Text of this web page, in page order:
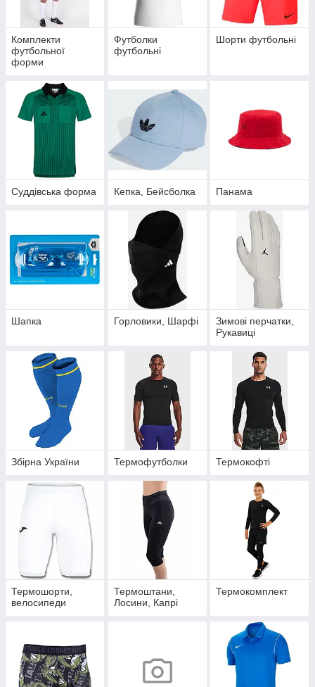
Комплекти
футбольної
форми
Футболки
футбольні
Шорти футбольні
Суддівська форма Кепка, Бейсболка Панама
Шапка Горловики, Шарфі
Зимові перчатки,
Рукавиці
Збірна України Термофутболки Термокофті
Термошорти,
велосипеди
Термоштани,
Лосини, Капрі
Термокомплект